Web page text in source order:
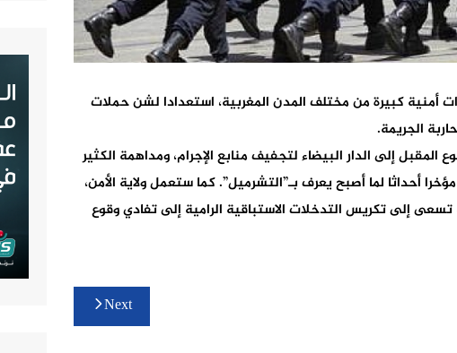
أمنية كبيرة من مختلف المدن المغربية، استعدادا لشن حملات
الجريمة.
المقبل إلى الدار البيضاء لتجفيف منابع الإجرام، ومداهمة الكثير
أحداثا لما أصبح يعرف بـ”التشرميل”. كما ستعمل ولاية الأمن،
إلى تكريس التدخلات الاستباقية الرامية إلى تفادي وقوع
Next